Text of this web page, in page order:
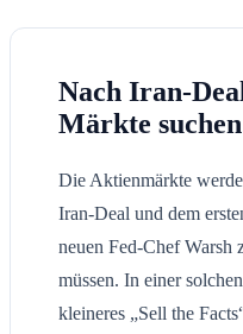
Nach Iran-
Märkte
Die Aktienmärkte
Iran-Deal und dem
neuen Fed-Chef Warsh
müssen. In einer
kleineres „Sell the